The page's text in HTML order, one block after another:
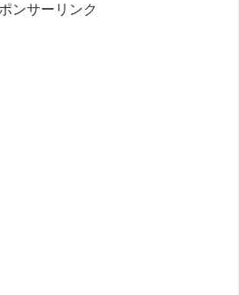
ンサーリンク